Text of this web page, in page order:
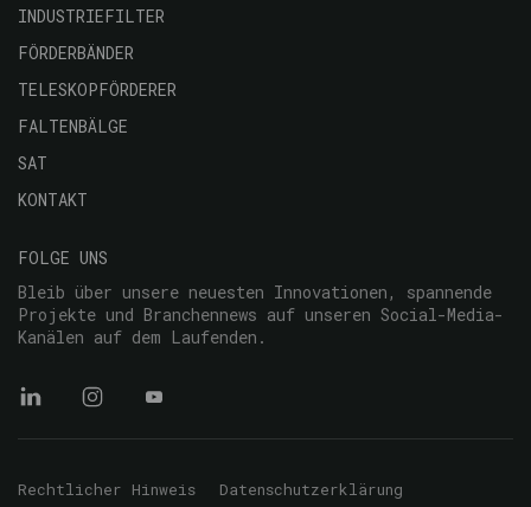
INDUSTRIEFILTER
FÖRDERBÄNDER
TELESKOPFÖRDERER
FALTENBÄLGE
SAT
KONTAKT
FOLGE UNS
Bleib über unsere neuesten Innovationen, spannende
Projekte und Branchennews auf unseren Social-Media-
Kanälen auf dem Laufenden.
Menú
Rechtlicher Hinweis
Datenschutzerklärung